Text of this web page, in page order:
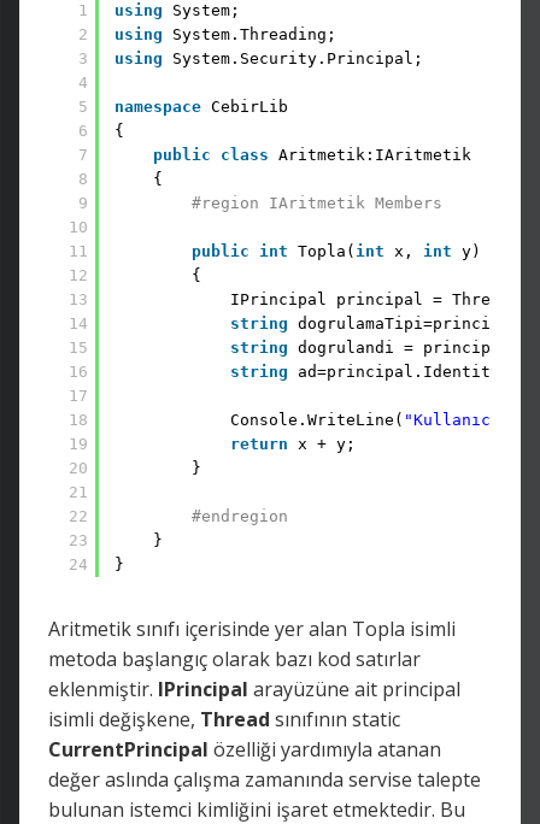
1
2
3
4
5
6
7
8
9
10
11
12
13
14
15
16
17
18
19
20
21
22
23
24
using
System;
using
System.Threading;
using
System.Security.Principal;
namespace CebirLib
{
public
class Aritmetik:IAritmetik
{
#region IAritmetik Members
public int Topla( int x, int y)
{
IPrincipal principal =
string
string dogrulandi =
string
Console.WriteLine( "Kullanıcı : "
return
x + y;
}
#endregion
}
}
Aritmetik sınıfı içerisinde yer alan Topla isimli
metoda başlangıç olarak bazı kod satırlar
eklenmiştir. IPrincipal arayüzüne ait principal
isimli değişkene, Thread sınıfının static
CurrentPrincipal özelliği yardımıyla atanan
değer aslında çalışma zamanında servise talepte
bulunan istemci kimliğini işaret etmektedir. Bu